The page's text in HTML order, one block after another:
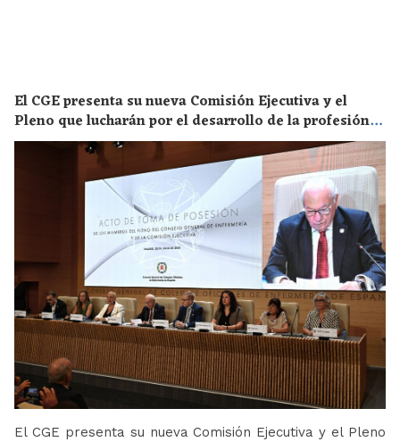
El CGE presenta su nueva Comisión Ejecutiva y el
Pleno que lucharán por el desarrollo de la profesión
en los próximos años
El CGE presenta su nueva Comisión Ejecutiva y el Pleno